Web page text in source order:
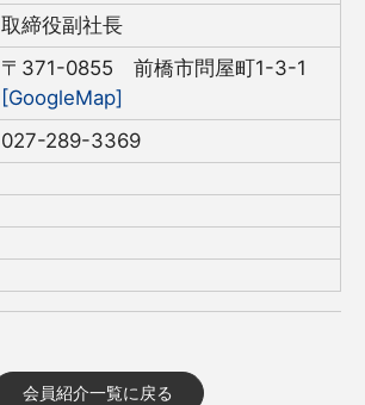
取締役副社長
〒371-0855 前橋市問屋町1-3-1
[GoogleMap]
027-289-3369
会員紹介一覧に戻る